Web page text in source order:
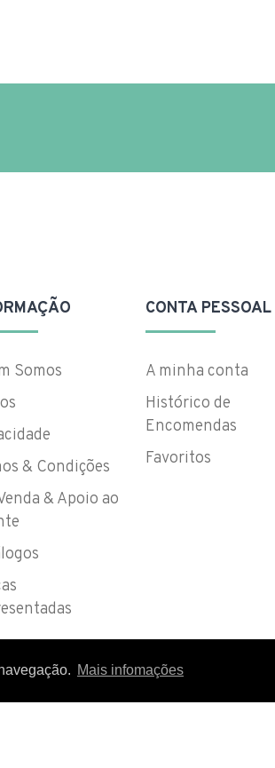
Mais infomações
Somos
& Condições
& Apoio ao
CONTA PESSOAL
A minha conta
Histórico de
Encomendas
Favoritos